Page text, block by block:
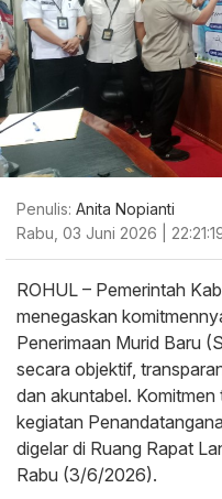
Penulis: Anita Nopianti
Rabu, 03 Juni 2026 |
ROHUL – Pemerintah
menegaskan
Penerimaan Murid Baru
secara objektif,
dan akuntabel.
kegiatan
digelar di Ruang Rapat
Rabu (3/6/2026).